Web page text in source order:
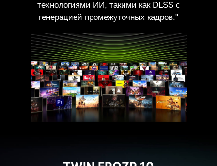
технологиями ИИ, такими как DLSS с
генерацией промежуточных кадров."